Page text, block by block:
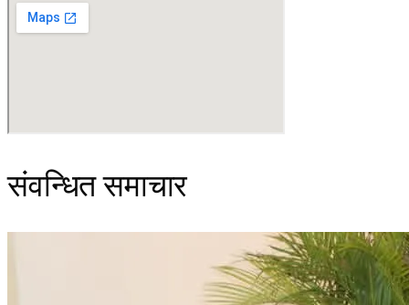
संवन्धित समाचार